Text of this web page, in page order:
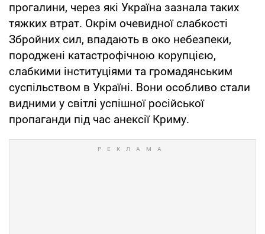
прогалини, через які Україна зазнала таких
тяжких втрат. Окрім очевидної слабкості
Збройних сил, впадають в око небезпеки,
породжені катастрофічною корупцією,
слабкими інституціями та громадянським
суспільством в Україні. Вони особливо стали
видними у світлі успішної російської
пропаганди під час анексії Криму.